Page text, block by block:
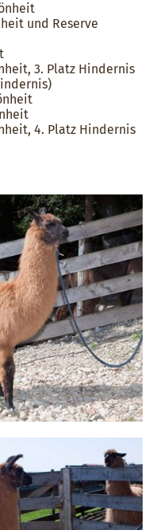
und Reserve
3. Platz Hindernis
4. Platz Hindernis